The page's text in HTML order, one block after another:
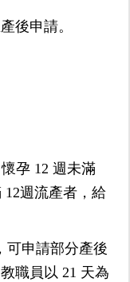
後申請。
孕 12 週未滿
12週流產者，給
可申請部分產後
職員以 21 天為